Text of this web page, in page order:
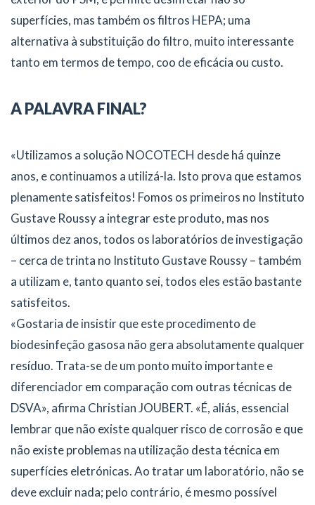
superfícies, mas também os filtros HEPA; uma
alternativa à substituição do filtro, muito interessante
tanto em termos de tempo, coo de eficácia ou custo.
A PALAVRA FINAL?
«Utilizamos a solução NOCOTECH desde há quinze
anos, e continuamos a utilizá-la. Isto prova que estamos
plenamente satisfeitos! Fomos os primeiros no Instituto
Gustave Roussy a integrar este produto, mas nos
últimos dez anos, todos os laboratórios de investigação
– cerca de trinta no Instituto Gustave Roussy – também
a utilizam e, tanto quanto sei, todos eles estão bastante
satisfeitos.
«Gostaria de insistir que este procedimento de
biodesinfeção gasosa não gera absolutamente qualquer
resíduo. Trata-se de um ponto muito importante e
diferenciador em comparação com outras técnicas de
DSVA», afirma Christian JOUBERT. «É, aliás, essencial
lembrar que não existe qualquer risco de corrosão e que
não existe problemas na utilização desta técnica em
superfícies eletrónicas. Ao tratar um laboratório, não se
deve excluir nada; pelo contrário, é mesmo possível